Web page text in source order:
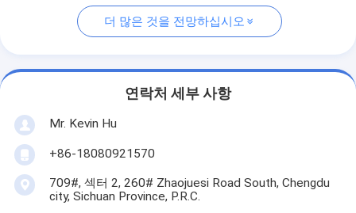
더 많은 것을 전망하십시오
연락처 세부 사항
Mr. Kevin Hu
+86-18080921570
709#, 섹터 2, 260# Zhaojuesi Road South, Chengdu
city, Sichuan Province, P.R.C.